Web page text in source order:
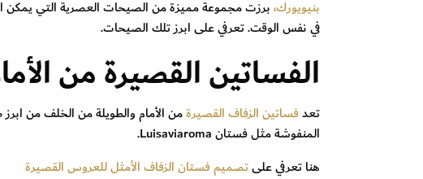
بنيويورك،برزت مجموعة مميزة من الصيحات العصرية التي يمكن
في نفس الوقت. تعرفي على ابرز تلك الصيحات.
الفساتين القصيرة من
تعدفساتين الزفاف القصيرةمن الأمام والطويلة من الخلف من
المنفوشة مثل فستان Luisaviaroma.
هنا تعرفي علىتصميم فستان الزفاف الأمثل للعروس القصيرة